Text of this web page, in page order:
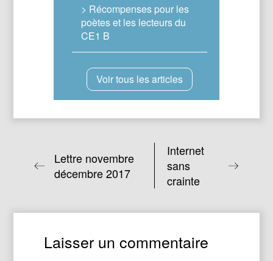
> Récompenses pour les
poètes et les lecteurs du
CE1 B
Voir tous les articles
Lettre novembre
décembre 2017
Internet
sans
crainte
Laisser un commentaire